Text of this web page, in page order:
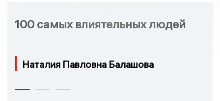
100 самых влиятельных людей
Наталия Павловна Балашова